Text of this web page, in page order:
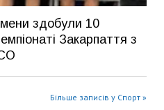
здобули 10
Закарпаття з
Більше записів у Спорт »